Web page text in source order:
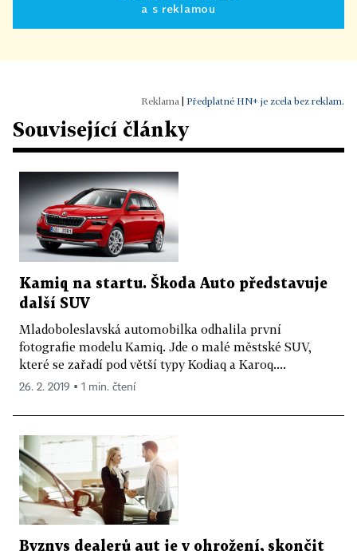
a s reklamou
Předplatné HN+ je zcela bez reklam.
Související články
Kamiq na startu. Škoda Auto představuje
další SUV
Mladoboleslavská automobilka odhalila první
fotografie modelu Kamiq. Jde o malé městské SUV,
které se zařadí pod větší typy Kodiaq a Karoq....
26. 2. 2019 ▪ 1 min. čtení
Byznys dealerů aut je v ohrožení, skončit